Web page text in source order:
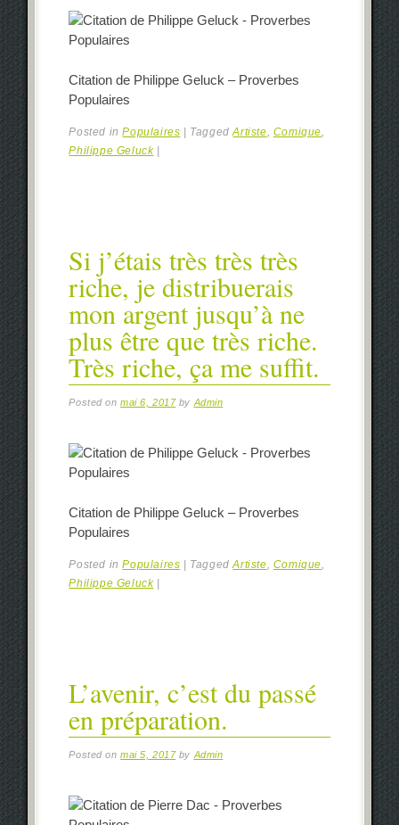
Citation de Philippe Geluck – Proverbes
Populaires
Posted inPopulaires TaggedArtiste, Comique,
Philippe Geluck
Si j’étais très très très
riche, je distribuerais
mon argent jusqu’à ne
plus être que très riche.
Très riche, ça me suffit.
Posted onmai 6, 2017 by Admin
Citation de Philippe Geluck – Proverbes
Populaires
Posted inPopulaires | TaggedArtiste Comique
Philippe Geluck |
L’avenir, c’est du passé
en préparation.
Posted onmai 5, 2017 by Admin